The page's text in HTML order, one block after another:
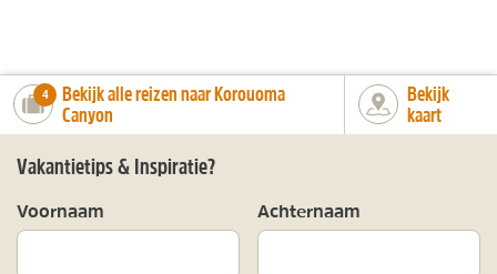
number_of_trips:
4
Bekijk alle reizen naar Korouoma
Canyon
Bekijk
kaart
Vakantietips & Inspiratie?
Voornaam Achternaam